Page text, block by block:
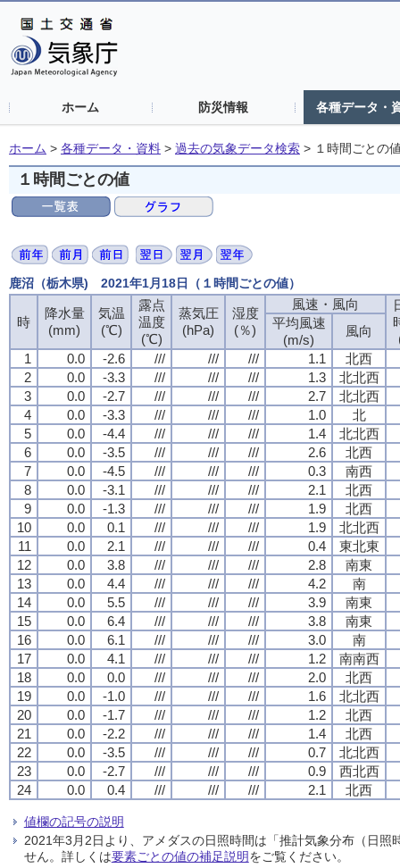
ホーム 防災情報 各種データ・
ホーム > 各種データ・資料 > 過去の気象データ検索 > １時間ごとの
１時間ごとの値
鹿沼（栃木県) 2021年1月18日（１時間ごとの値）
時
降水量
(mm)
気温
(℃)
露点
温度
(℃)
蒸気圧
(hPa)
湿度
(％)
風速・風向
平均風速
(m/s)
風向
1
0.0 -2.6 /// /// /// 1.1
北西
2
0.0 -3.3 /// /// /// 1.3
北北西
3
0.0 -2.7 /// /// /// 2.7
北北西
4
0.0 -3.3 /// /// /// 1.0
北
5
0.0 -4.4 /// /// /// 1.4
北北西
6
0.0 -3.5 /// /// /// 2.6
北西
7
0.0 -4.5 /// /// /// 0.3
南西
8
0.0 -3.1 /// /// /// 2.1
北西
9
0.0 -1.3 /// /// /// 1.9
北西
10
0.0 0.1 /// /// /// 1.9
北北西
11
0.0 2.1 /// /// /// 0.4
東北東
12
0.0 3.8 /// /// /// 2.8
南東
13
0.0 4.4 /// /// /// 4.2
南
14
0.0 5.5 /// /// /// 3.9
南東
15
0.0 6.4 /// /// /// 3.8
南東
16
0.0 6.1 /// /// /// 3.0
南
17
0.0 4.1 /// /// /// 1.2
南南西
18
0.0 0.0 /// /// /// 2.0
北西
19
0.0 -1.0 /// /// /// 1.6
北北西
20
0.0 -1.7 /// /// /// 1.2
北西
21
0.0 -2.2 /// /// /// 1.4
北西
22
0.0 -3.5 /// /// /// 0.7
北北西
23
0.0 -2.7 /// /// /// 0.9
西北西
24
0.0 0.4 /// /// /// 2.1 北西
値欄の記号の説明
2021年3月2日より、アメダスの日照時間は「推計気象分布（日
せん。詳しくは要素ごとの値の補足説明をご覧ください。